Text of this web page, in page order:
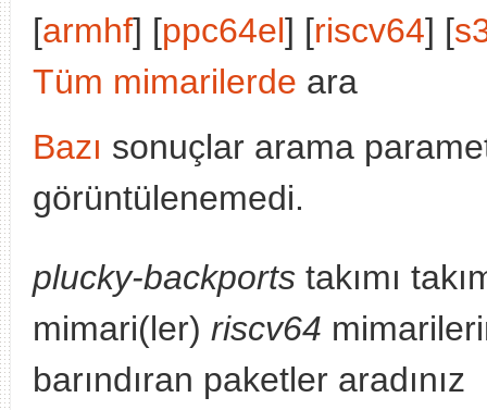
[armhf] [ppc64el] [riscv64] [
Tüm mimarilerde ara
Bazı sonuçlar arama
görüntülenemedi.
plucky-backports takımı
mimari(ler) riscv64
barındıran paketler aradınız